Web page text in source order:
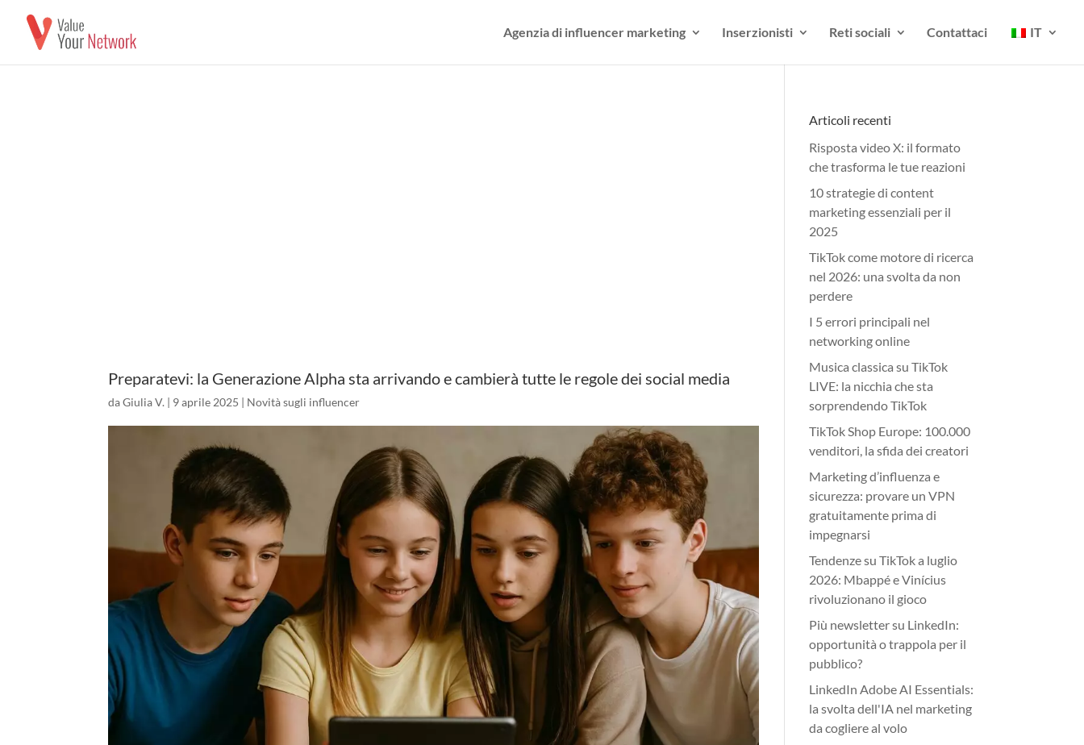
Agenzia di influencer marketing Inserzionisti Reti sociali Contattaci IT
Preparatevi: la Generazione Alpha sta arrivando e cambierà tutte le regole dei social media
daGiulia V. | 9 aprile 2025 | Novità sugli influencer
Articoli recenti
Risposta video X: il formato
che trasforma le tue reazioni
10 strategie di content
marketing essenziali per il
2025
TikTok come motore di ricerca
nel 2026: una svolta da non
perdere
I 5 errori principali nel
networking online
Musica classica su TikTok
LIVE: la nicchia che sta
sorprendendo TikTok
TikTok Shop Europe: 100.000
venditori, la sfida dei creatori
Marketing d’influenza e
sicurezza: provare un VPN
gratuitamente prima di
impegnarsi
Tendenze su TikTok a luglio
2026: Mbappé e Vinícius
rivoluzionano il gioco
Più newsletter su LinkedIn:
opportunità o trappola per il
pubblico?
LinkedIn Adobe AI Essentials:
la svolta dell'IA nel marketing
da cogliere al volo